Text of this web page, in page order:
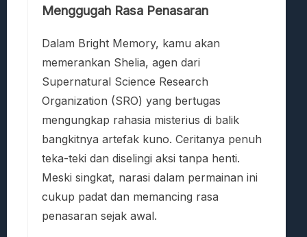
Menggugah Rasa Penasaran
Dalam Bright Memory, kamu akan
memerankan Shelia, agen dari
Supernatural Science Research
Organization (SRO) yang bertugas
mengungkap rahasia misterius di balik
bangkitnya artefak kuno. Ceritanya penuh
teka-teki dan diselingi aksi tanpa henti.
Meski singkat, narasi dalam permainan ini
cukup padat dan memancing rasa
penasaran sejak awal.